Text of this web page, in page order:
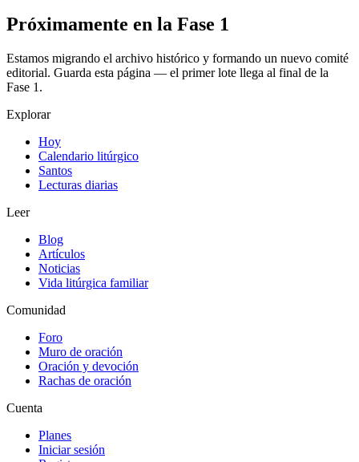
Próximamente en la Fase 1
Estamos migrando el archivo histórico y formando un nuevo comité
editorial. Guarda esta página — el primer lote llega al final de la
Fase 1.
Explorar
Hoy
Calendario litúrgico
Santos
Lecturas diarias
Leer
Blog
Artículos
Noticias
Vida litúrgica familiar
Comunidad
Foro
Muro de oración
Oración y devoción
Rachas de oración
Cuenta
Planes
Iniciar sesión